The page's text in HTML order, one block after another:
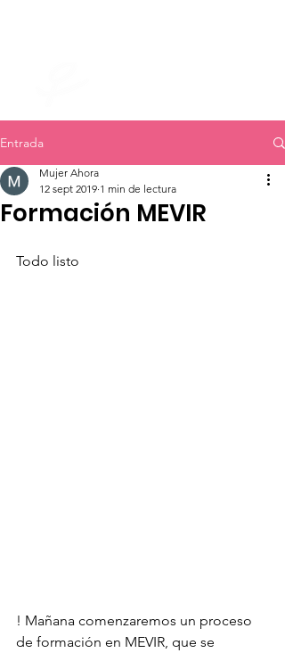
Entrada
Formación MEVIR
Mujer Ahora
12 sept 2019 1 min de lectura
Todo listo
! Mañana comenzaremos un proceso
de formación en MEVIR, que se